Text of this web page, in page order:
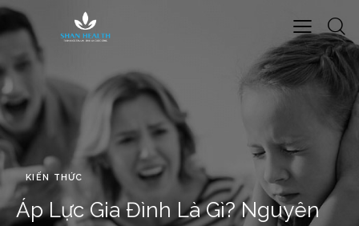
KIẾN THỨC
Áp Lực Gia Đình Là Gì? Nguyên